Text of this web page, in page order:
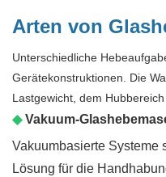
Arten von
Unterschiedliche
Gerätekonstruktionen. Die
Lastgewicht, dem
◆Vakuum-
Vakuumbasierte Systeme
Lösung für die